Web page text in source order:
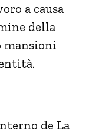
a causa
della
mansioni
de La